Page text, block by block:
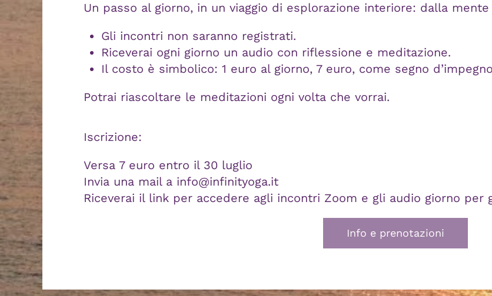
Un passo al giorno, in un viaggio di esplorazione interiore: dalla mente
Gli incontri non saranno registrati.
Riceverai ogni giorno un audio con riflessione e meditazione.
Il costo è simbolico: 1 euro al giorno, 7 euro, come segno
Potrai riascoltare le meditazioni ogni volta che vorrai.
Iscrizione:
Versa 7 euro entro il 30 luglio
Invia una mail a info@infinityoga.it
Riceverai il link per accedere agli incontri Zoom e gli audio giorno per
Info e prenotazioni